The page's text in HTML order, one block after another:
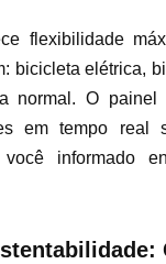
flexibilidade
bicicleta elétrica,
normal. O painel
em tempo real
você informado